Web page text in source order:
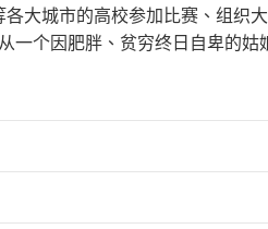
大城市的高校参加比赛、组织
一个因肥胖、贫穷终日自卑的姑